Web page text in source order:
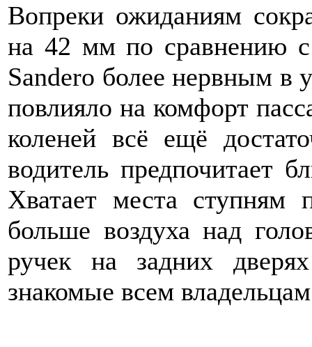
Вопреки ожиданиям
на 42 мм по сравнению с
Sandero более нервным в
повлияло на комфорт
коленей всё ещё
водитель предпочитает
Хватает места ступням
больше воздуха над
ручек на задних
знакомые всем